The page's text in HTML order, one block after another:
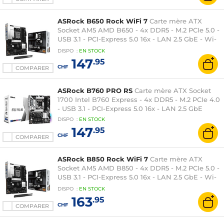
COMPARER
ASRock B650 Rock WiFi 7 Carte mère ATX
Socket AM5 AMD B650 - 4x DDR5 - M.2 PCIe 5.0 -
USB 3.1 - PCI-Express 5.0 16x - LAN 2.5 GbE - Wi-
Fi 7
DISPO : EN STOCK
CHF147.95
COMPARER
ASRock B760 PRO RS Carte mère ATX Socket
1700 Intel B760 Express - 4x DDR5 - M.2 PCIe 4.0
- USB 3.1 - PCI-Express 5.0 16x - LAN 2.5 GbE
DISPO : EN STOCK
CHF147.95
COMPARER
ASRock B850 Rock WiFi 7 Carte mère ATX
Socket AM5 AMD B850 - 4x DDR5 - M.2 PCIe 5.0 -
USB 3.1 - PCI-Express 5.0 16x - LAN 2.5 GbE - Wi-
Fi 7
DISPO : EN STOCK
CHF163.95